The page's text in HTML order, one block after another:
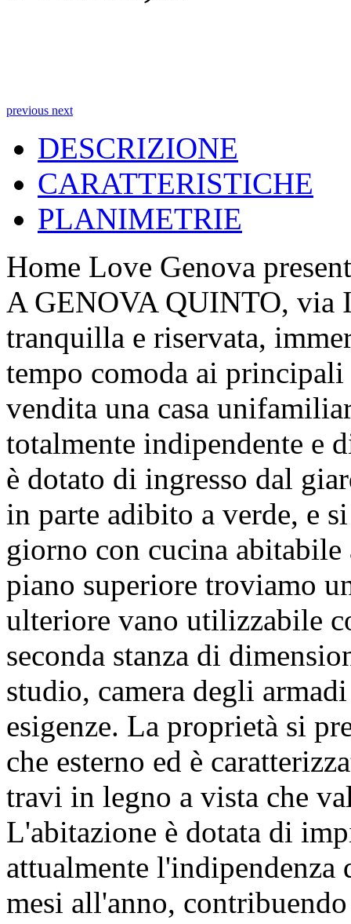
previous next
DESCRIZIONE
CARATTERISTICHE
PLANIMETRIE
Home Love Genova
A GENOVA QUINTO, via
tranquilla e riservata,
tempo comoda ai
vendita una casa
totalmente indipendente e
è dotato di ingresso dal
in parte adibito a verde, e
giorno con cucina
piano superiore troviamo
ulteriore vano utilizzabile
seconda stanza di
studio, camera degli
esigenze. La proprietà si
che esterno ed è
travi in legno a vista che
L'abitazione è dotata di
attualmente l'indipendenza
mesi all'anno,